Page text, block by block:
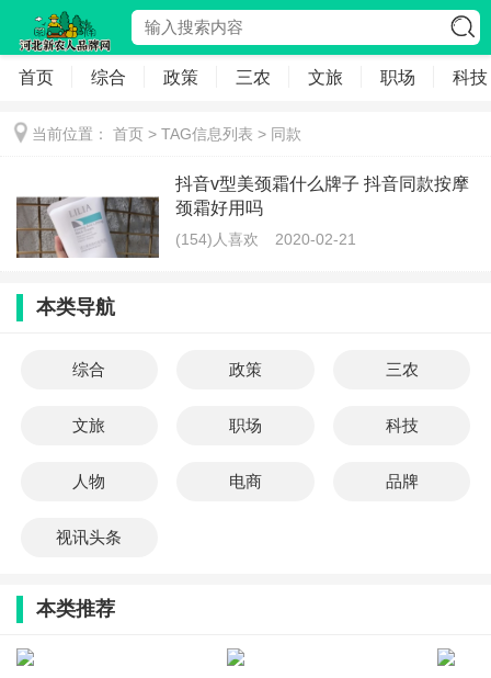
首页 综合 政策 三农 文旅 职场 科技
当前位置： 首页 > TAG信息列表 > 同款
抖音v型美颈霜什么牌子 抖音同款按摩
颈霜好用吗
(154)人喜欢 2020-02-21
本类导航
综合 政策 三农
文旅 职场 科技
人物 电商 品牌
视讯头条
本类推荐